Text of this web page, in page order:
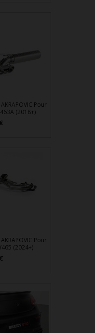
Pour
(2018+)
Pour
(2024+)